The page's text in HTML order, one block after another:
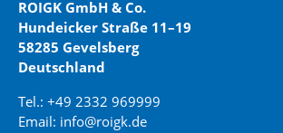
ROIGK GmbH & Co.
Hundeicker Straße 11–19
58285 Gevelsberg
Deutschland
Tel.: +49 2332 969999
Email: info@roigk.de